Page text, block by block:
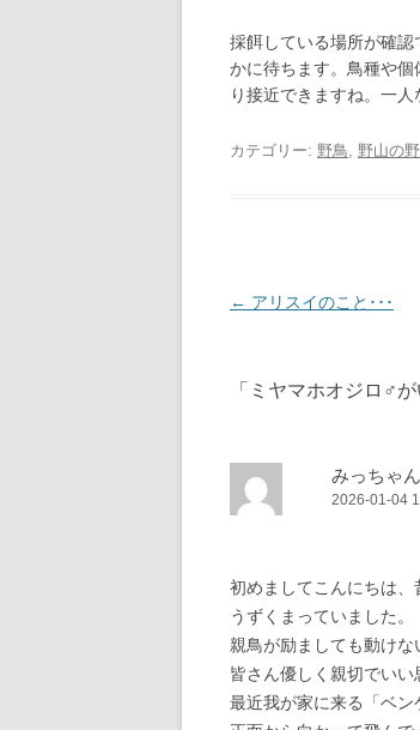
採餌している場所が確
かに待ちます。鳥種や
り接近できますね。一
カテゴリー: 野鳥 野山の
投
シ
← アリスイのこと･･･
「 ミヤマホオジロ♂が
みっちゃん
2026-01-04
初めましてこんにちは
うずくまっていました。
親鳥が励ましても動けな
皆さん優しく親切でいい
最近我が家に来る「ベン